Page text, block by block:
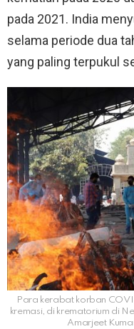
pada 2021. India
selama periode dua
yang paling terpukul
Para kerabat korban
kremasi, di krematorium di
Amarjeet